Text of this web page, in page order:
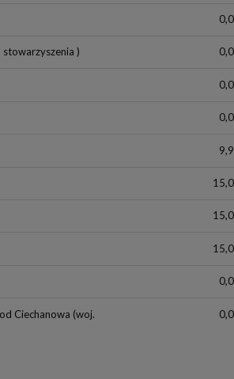
)
Ciechanowa (woj.